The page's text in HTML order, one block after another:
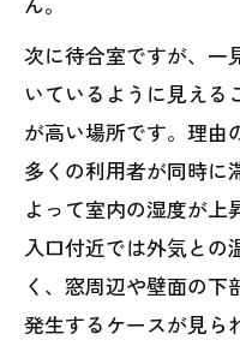
次に待合室ですが、一
いているように見える
が高い場所です。理由
多くの利用者が同時に
よって室内の湿度が上
入口付近では外気との
く、窓周辺や壁面の
発生するケースが見ら